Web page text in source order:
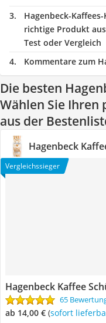
Hagenbeck-
richtige Produkt
Test oder Vergleich
Kommentare zum
Die besten
Wählen Sie Ihren
aus der
Hagenbeck
Vergleichssieger
Hagenbeck Kaffee
65
ab 14,00 € ( Sofort